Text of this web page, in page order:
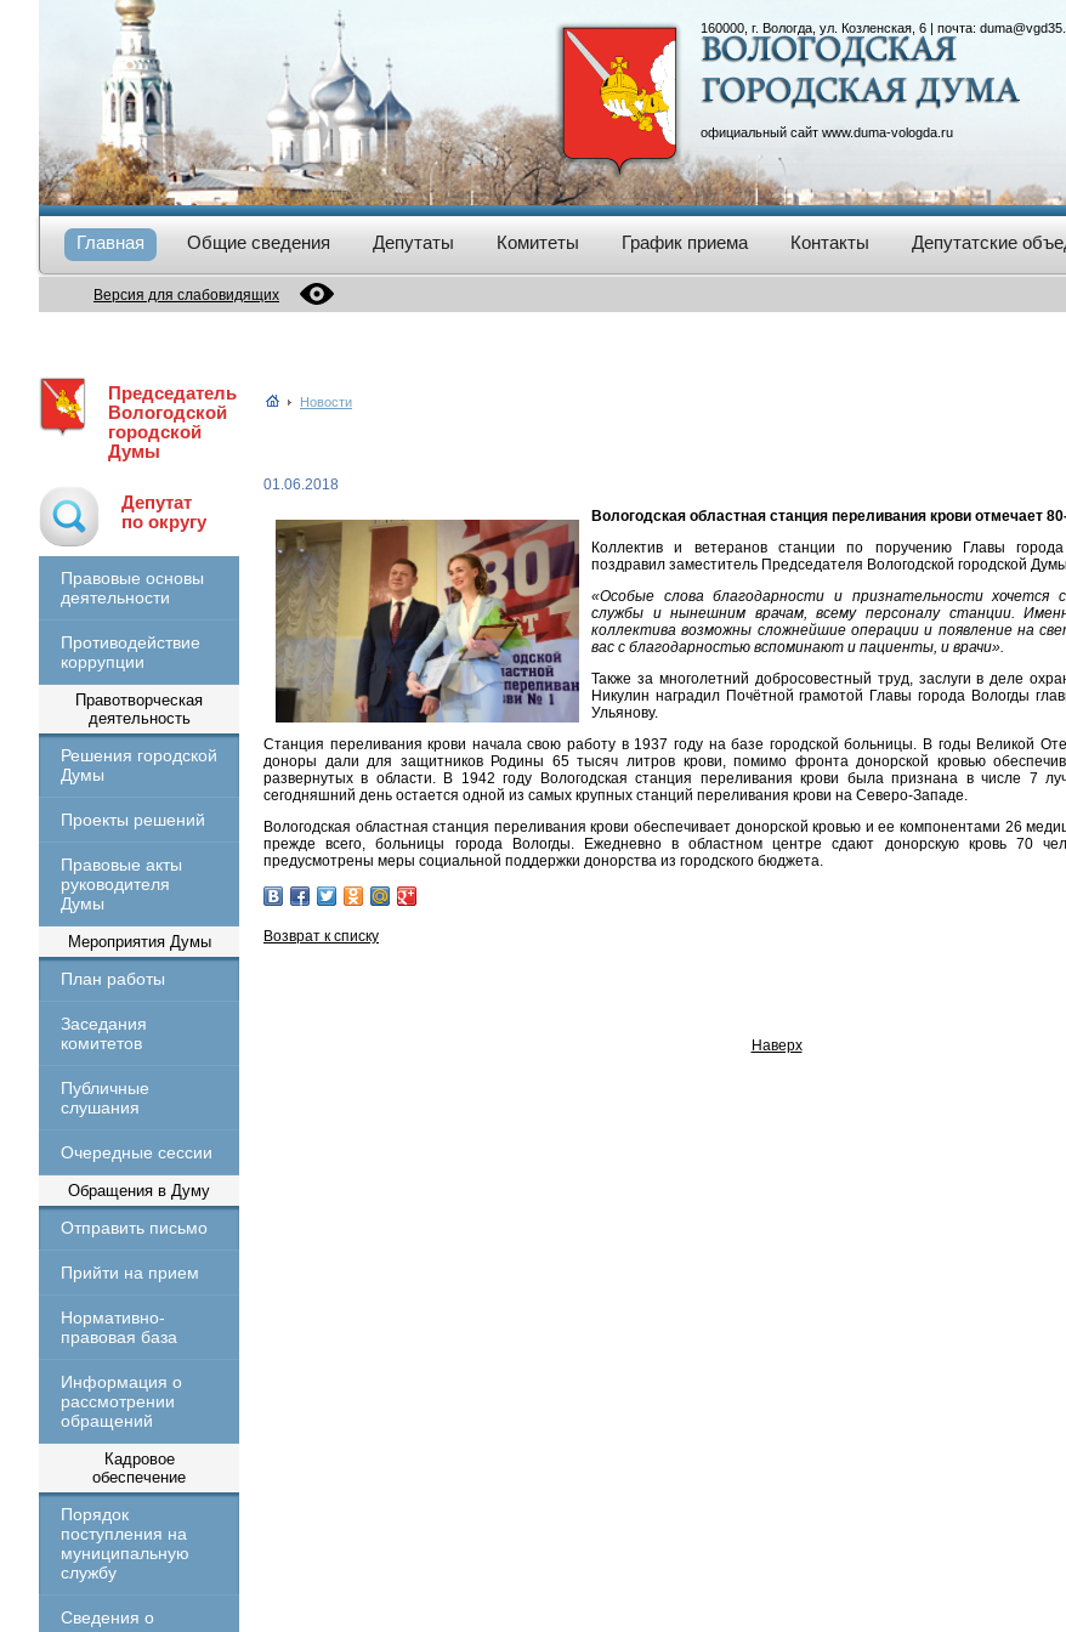
160000, г. Вологда, ул. Козленская, 6 | почта:
официальный сайт www.duma-vologda.ru
Главная Общие сведения Депутаты Комитеты График приема Контакты Депутатские
Версия для слабовидящих
Председатель
Вологодской
городской
Думы
Депутат
по округу
Правовые основы
деятельности
Противодействие
коррупции
Правотворческая
деятельность
Решения городской
Думы
Проекты решений
Правовые акты
руководителя
Думы
Мероприятия Думы
План работы
Заседания
комитетов
Публичные
слушания
Очередные сессии
Обращения в Думу
Отправить письмо
Прийти на прием
Нормативно-
правовая база
Информация о
рассмотрении
обращений
Кадровое
обеспечение
Порядок
поступления на
муниципальную
службу
Сведения о
Новости
01.06.2018
Вологодская областная станция переливания крови отмечает
Коллектив и ветеранов станции по поручению Главы
поздравил заместитель Председателя Вологодской городской Думы
«Особые слова благодарности и признательности хочется
службы и нынешним врачам, всему персоналу станции.
коллектива возможны сложнейшие операции и появление на
вас с благодарностью вспоминают и пациенты, и врачи».
Также за многолетний добросовестный труд, заслуги в деле
Никулин наградил Почётной грамотой Главы города Вологды
Ульянову.
Станция переливания крови начала свою работу в 1937 году на базе городской больницы. В годы Великой
доноры дали для защитников Родины 65 тысяч литров крови, помимо фронта донорской кровью
развернутых в области. В 1942 году Вологодская станция переливания крови была признана в числе 7
сегодняшний день остается одной из самых крупных станций переливания крови на Северо-Западе.
Вологодская областная станция переливания крови обеспечивает донорской кровью и ее компонентами 26
прежде всего, больницы города Вологды. Ежедневно в областном центре сдают донорскую кровь 70
предусмотрены меры социальной поддержки донорства из городского бюджета.
Возврат к списку
Наверх